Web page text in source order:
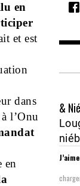
en
et est
dans
l’Onu
en
&